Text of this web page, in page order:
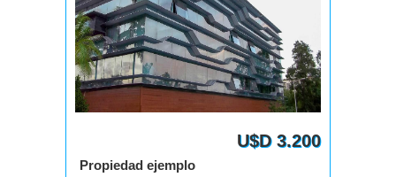
U$D 3.200
Propiedad ejemplo